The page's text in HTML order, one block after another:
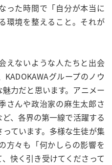
った時間で「自分が本当に
環境を整えること。それが
えないような人たちと出会
グループのノウ
力だと思います。アニメー
さんや政治家の麻生太郎さ
、各界の第一線で活躍する
ています。多様な生徒が集
方々も「何かしらの影響を
快く引き受けてくださって